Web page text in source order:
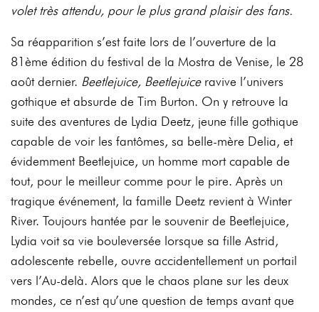
volet très attendu, pour le plus grand plaisir des fans.
Sa réapparition s’est faite lors de l’ouverture de la
81ème édition du festival de la Mostra de Venise, le 28
août dernier. Beetlejuice, Beetlejuiceravive l’univers
gothique et absurde de Tim Burton. On y retrouve la
suite des aventures de Lydia Deetz, jeune fille gothique
capable de voir les fantômes, sa belle-mère Delia, et
évidemment Beetlejuice, un homme mort capable de
tout, pour le meilleur comme pour le pire. Après un
tragique événement, la famille Deetz revient à Winter
River. Toujours hantée par le souvenir de Beetlejuice,
Lydia voit sa vie bouleversée lorsque sa fille Astrid,
adolescente rebelle, ouvre accidentellement un portail
vers l’Au-delà. Alors que le chaos plane sur les deux
mondes, ce n’est qu’une question de temps avant que